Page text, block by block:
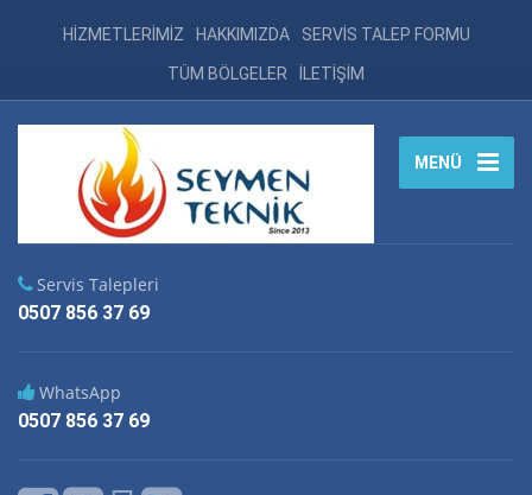
HİZMETLERİMİZ HAKKIMIZDA SERVİS TALEP FORMU
TÜM BÖLGELER İLETİŞİM
MENÜ
Servis Talepleri
0507 856 37 69
WhatsApp
0507 856 37 69